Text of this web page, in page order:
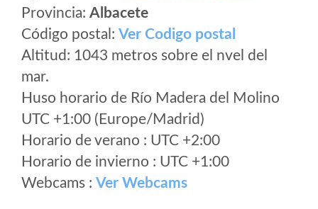
Provincia: Albacete
Código postal: Ver Codigo postal
Altitud: 1043 metros sobre el nvel del
mar.
Huso horario de Río Madera del Molino
UTC +1:00 (Europe/Madrid)
Horario de verano : UTC +2:00
Horario de invierno : UTC +1:00
Webcams : Ver Webcams